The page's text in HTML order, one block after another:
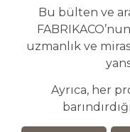
Bu bülten ve
uzmanlık ve
Ayrıca, her